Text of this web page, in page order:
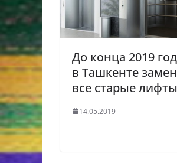
До конца 2019
в Ташкенте
все старые лифты
14.05.2019